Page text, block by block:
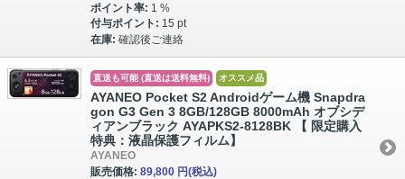
ポイント率: 1 %
付与ポイント: 15 pt
在庫: 確認後ご連絡
直送も可能 (直送は送料無料) オススメ品
AYANEO Pocket S2 Androidゲーム機 Snapdra
gon G3 Gen 3 8GB/128GB 8000mAh オブシデ
ィアンブラック AYAPKS2-8128BK 【 限定購入
特典：液晶保護フィルム】
AYANEO
販売価格: 89,800 円(税込)